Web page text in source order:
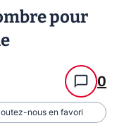
pour
0
nous en favori